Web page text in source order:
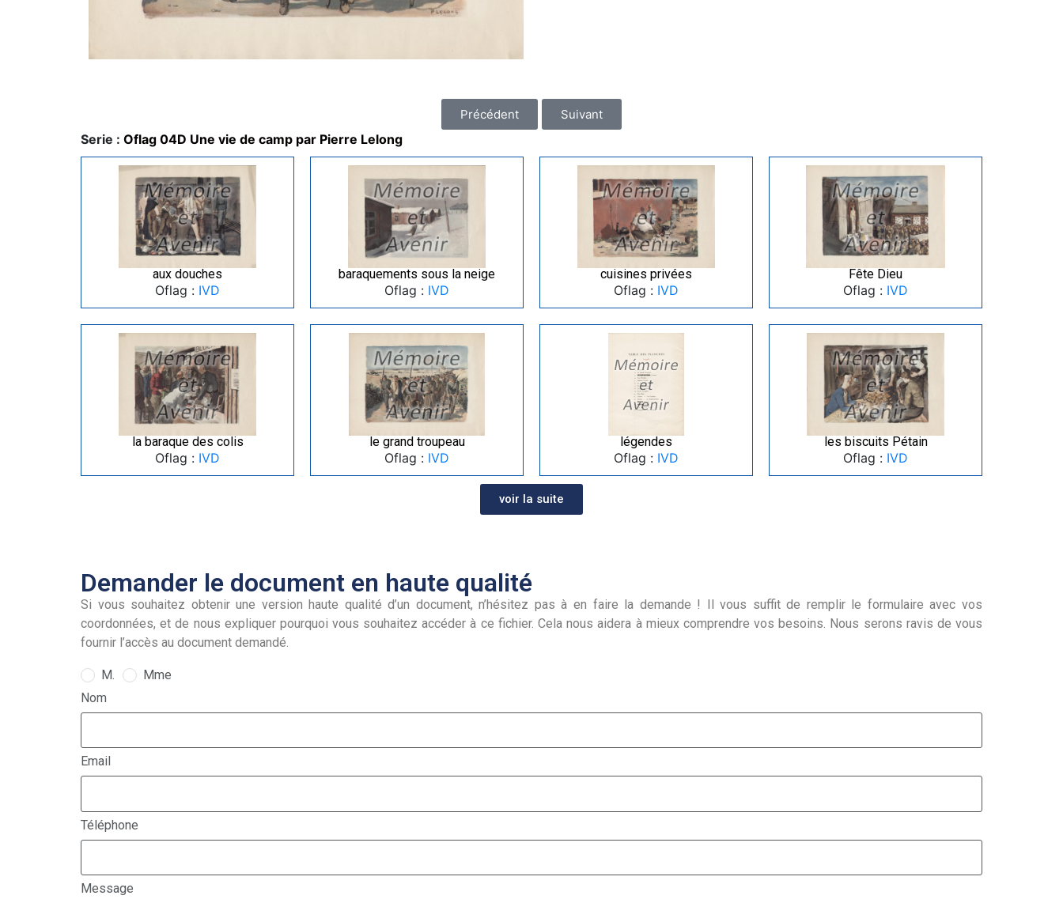
Précédent Suivant
Serie : Oflag 04D Une vie de camp par Pierre Lelong
aux douches
Oflag : IVD
baraquements sous la neige
Oflag : IVD
cuisines privées
Oflag : IVD
Fête Dieu
Oflag : IVD
la baraque des colis
Oflag : IVD
le grand troupeau
Oflag : IVD
légendes
Oflag : IVD
les biscuits Pétain
Oflag : IVD
voir la suite
Demander le document en haute qualité
Si vous souhaitez obtenir une version haute qualité d’un document, n’hésitez pas à en faire la demande ! Il vous suffit de remplir le formulaire avec vos
coordonnées, et de nous expliquer pourquoi vous souhaitez accéder à ce fichier. Cela nous aidera à mieux comprendre vos besoins. Nous serons ravis de vous
fournir l’accès au document demandé.
M.
Mme
Nom
Email
Téléphone
Message